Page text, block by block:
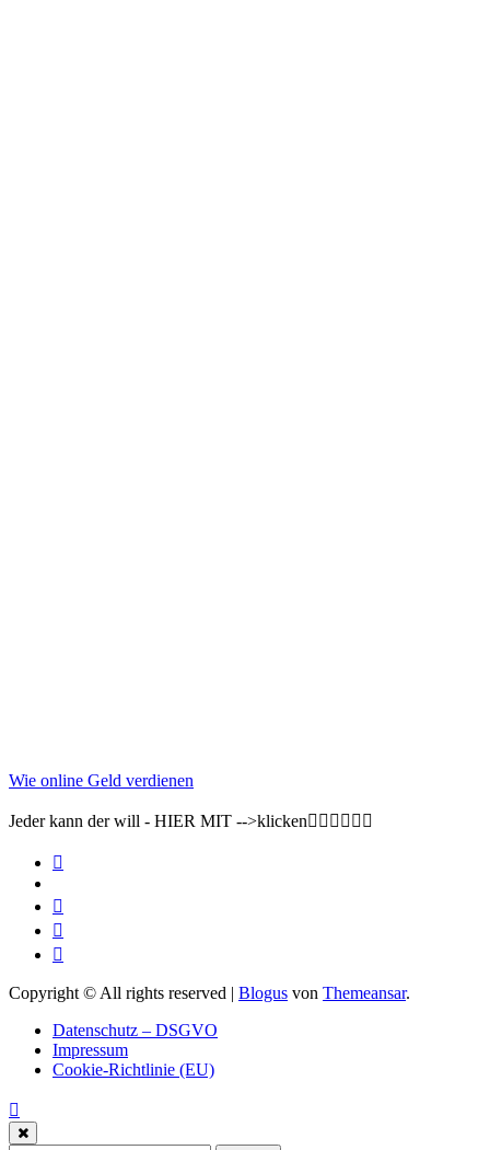
Wie online Geld verdienen
Jeder kann der will - HIER MIT -->klicken👇🏽👇🏽👇🏽
Copyright © All rights reserved | Blogus von Themeansar.
Datenschutz – DSGVO
Impressum
Cookie-Richtlinie (EU)